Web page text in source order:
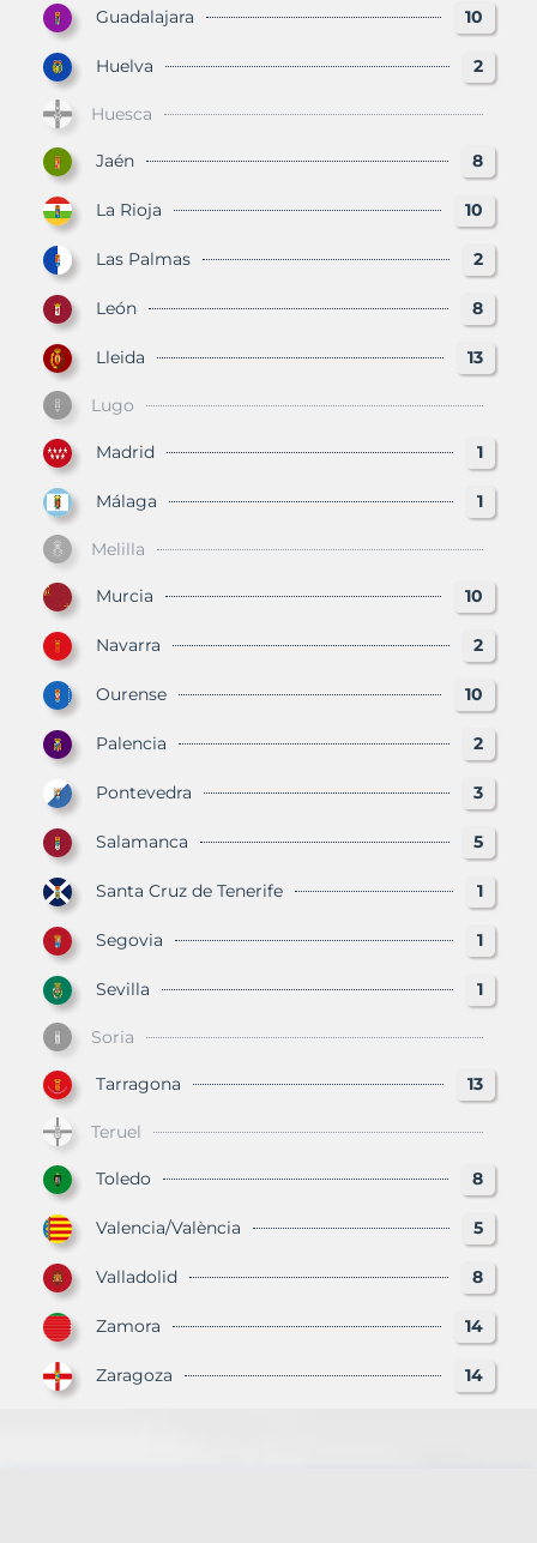
Guadalajara 10
Huelva 2
Huesca
Jaén 8
La Rioja 10
Las Palmas 2
León 8
Lleida 13
Lugo
Madrid 1
Málaga 1
Melilla
Murcia 10
Navarra 2
Ourense 10
Palencia 2
Pontevedra 3
Salamanca 5
Santa Cruz de Tenerife 1
Segovia 1
Sevilla 1
Soria
Tarragona 13
Teruel
Toledo 8
Valencia/València 5
Valladolid 8
Zamora 14
Zaragoza 14